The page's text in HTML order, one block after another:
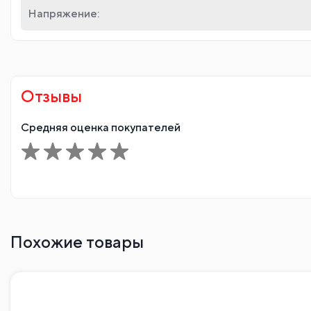
Напряжение:
Отзывы
Средняя оценка покупателей
Похожие товары